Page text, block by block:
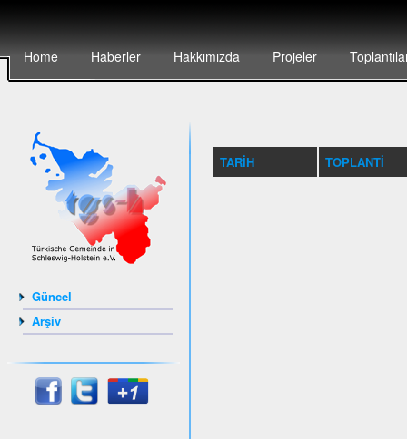
Home Haberler Hakkımızda Projeler
Güncel
Arşiv
TARIH TOPLANTI